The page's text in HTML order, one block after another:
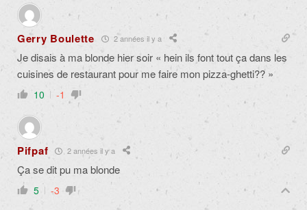
Gerry Boulette 2 années il y a
Je disais à ma blonde hier soir « hein ils font tout ça dans les
cuisines de restaurant pour me faire mon pizza-ghetti?? »
10 -1
Pifpaf 2 années il y a
Ça se dit pu ma blonde
5 -3